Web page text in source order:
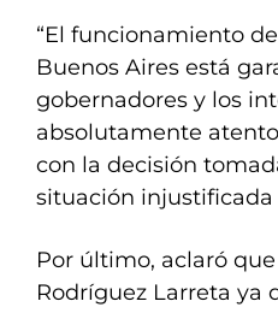
“El funcionamiento
Buenos Aires está
gobernadores y los
absolutamente
con la decisión
situación injustificada
Por último, aclaró
Rodríguez Larreta ya